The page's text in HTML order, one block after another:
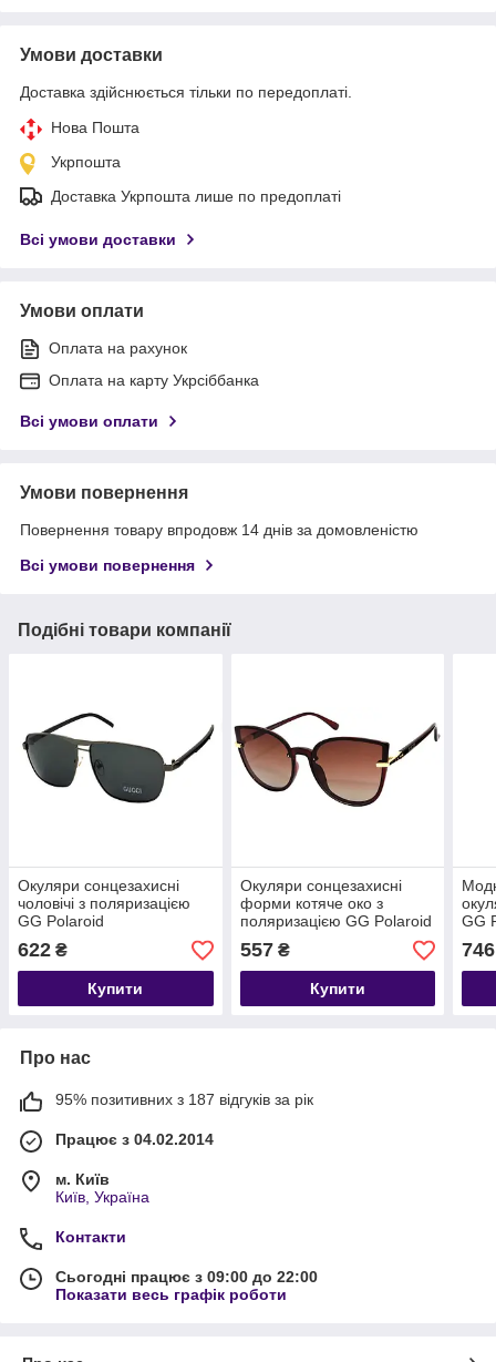
Умови доставки
Доставка здійснюється тільки по передоплаті.
Нова Пошта
Укрпошта
Доставка Укрпошта лише по предоплаті
Всі умови доставки
Умови оплати
Оплата на рахунок
Оплата на карту Укрсіббанка
Всі умови оплати
Умови повернення
Повернення товару впродовж 14 днів за домовленістю
Всі умови повернення
Подібні товари компанії
Окуляри сонцезахисні
чоловічі з поляризацією
GG Polaroid
622 ₴
Купити
Окуляри сонцезахисні
форми котяче око з
поляризацією GG Polaroid
557₴
Купити
GG
746
Про нас
95% позитивних з 187 відгуків за рік
Працює з 04.02.2014
м. Київ
Київ, Україна
Контакти
Сьогодні працює з 09:00 до 22:00
Показати весь графік роботи